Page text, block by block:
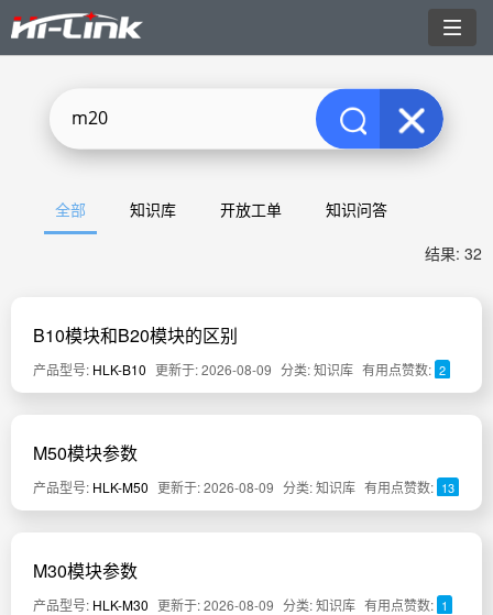
切
换
全部 知识库 开放工单
知识问答
结果: 32
B10模块和B20模块的区别
产品型号: HLK-B10 更新于: 2026-08-09 分类: 知识库 有用点赞数: 2
M50模块参数
产品型号: HLK-M50 更新于: 2026-08-09 分类: 知识库 有用点赞数: 13
M30模块参数
产品型号: HLK-M30 更新于: 2026-08-09 分类: 知识库 有用点赞数: 1